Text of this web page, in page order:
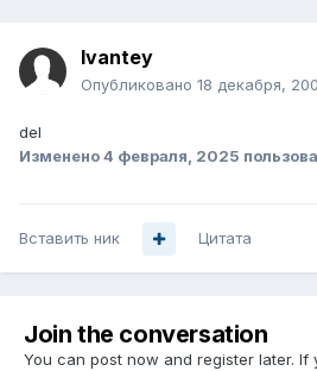
Ivantey
Опубликовано 18 декабря,
del
Изменено4 февраля, 2025
Вставить ник Цитата
Join the conversation
You can post now and register later. If